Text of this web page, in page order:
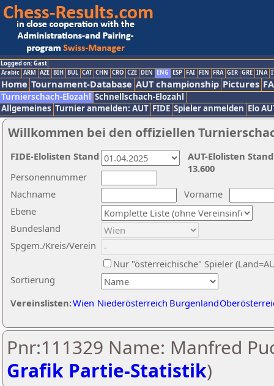
Logged on: Gast
Arabic ARM AZE BIH BUL CAT CHN CRO CZE DEN ENG ESP FAI FIN FRA GER GRE INA
Home Tournament-Database AUT championship Pictures
Turnierschach-Elozahl Schnellschach-Elozahl
Allgemeines Turnier anmelden: AUT FIDE Spieler anmelden Elo
Willkommen bei den offiziellen
Nachname
Vorname
Ebene
Sortierung
Personennummer
Bundesland
Spgem./Kreis/Verein
Nur "österreichische" Spieler
Vereinslisten:Wien Niederösterreich Burgenland
AUT-Elolisten
13.600
FIDE-Elolisten Stand
Pnr:111329 Name: Manfred
Grafik Partie-Statistik)